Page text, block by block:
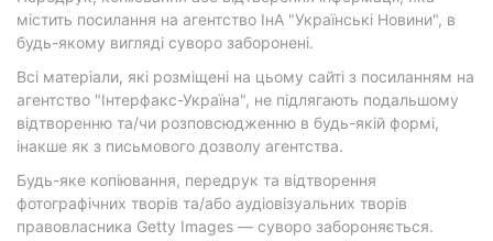
містить посилання на агентство ІнА "Українські Новини", в
будь-якому вигляді суворо заборонені.
Всі матеріали, які розміщені на цьому сайті з посиланням на
агентство "Інтерфакс-Україна", не підлягають подальшому
відтворенню та/чи розповсюдженню в будь-якій формі,
інакше як з письмового дозволу агентства.
Будь-яке копіювання, передрук та відтворення
фотографічних творів та/або аудіовізуальних творів
правовласника Getty Images — суворо забороняється.